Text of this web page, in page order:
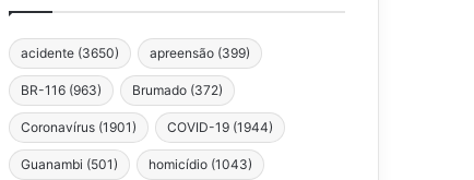
acidente (3650) apreensão (399)
BR-116 (963) Brumado (372)
Coronavírus (1901) COVID-19 (1944)
Guanambi (501) homicídio (1043)